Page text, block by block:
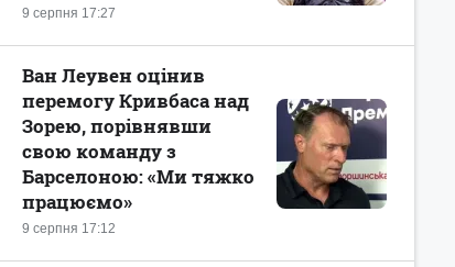
9 серпня 17:27
9 серпня 17:12
Ван Леувен оцінив
перемогу Кривбаса над
Зорею, порівнявши
свою команду з
Барселоною: «Ми тяжко
працюємо»